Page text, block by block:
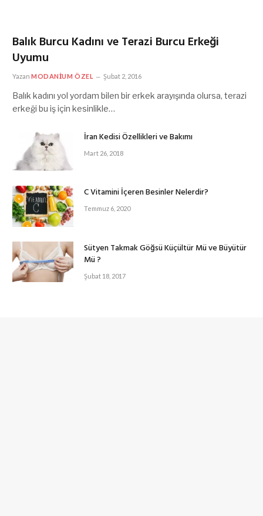
Balık Burcu Kadını ve Terazi Burcu Erkeği
Uyumu
Yazan MODANIUM ÖZEL Şubat 2, 2016
Balık kadını yol yordam bilen bir erkek arayışında olursa, terazi
erkeği bu iş için kesinlikle…
İran Kedisi Özellikleri ve Bakımı
Mart 26, 2018
C Vitamini İçeren Besinler Nelerdir?
Temmuz 6, 2020
Sütyen Takmak Göğsü Küçültür Mü ve Büyütür
Mü ?
Şubat 18, 2017